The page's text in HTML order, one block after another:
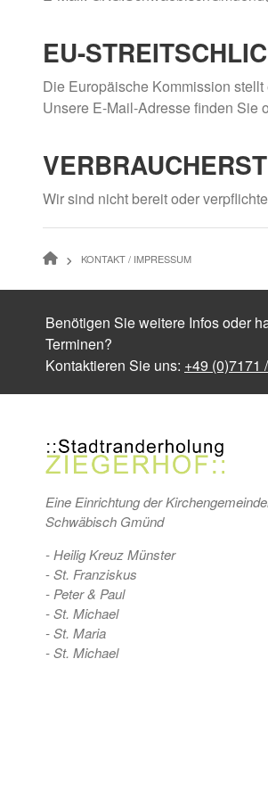
EU-
Die Europäische Kommission
Unsere E-Mail-Adresse finden Sie
Wir sind nicht bereit oder
KONTAKT / IMPRESSUM
Benötigen Sie weitere Infos oder
Terminen?
Kontaktieren Sie uns: +49 (0)7171 /
Eine Einrichtung der
Schwäbisch Gmünd
- Heilig Kreuz Münster
-St. Franziskus
- Peter & Paul
- St. Michael
- St. Maria
- St. Michael